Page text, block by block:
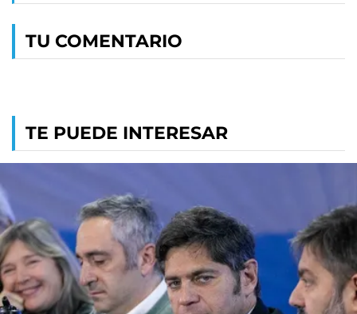
TU COMENTARIO
TE PUEDE INTERESAR